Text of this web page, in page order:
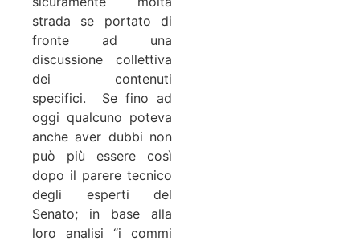
strada se portato di
fronte ad una
discussione collettiva
dei contenuti
specifici. Se fino ad
oggi qualcuno poteva
anche aver dubbi non
può più essere così
dopo il parere tecnico
degli esperti del
Senato; in base alla
loro analisi “i commi